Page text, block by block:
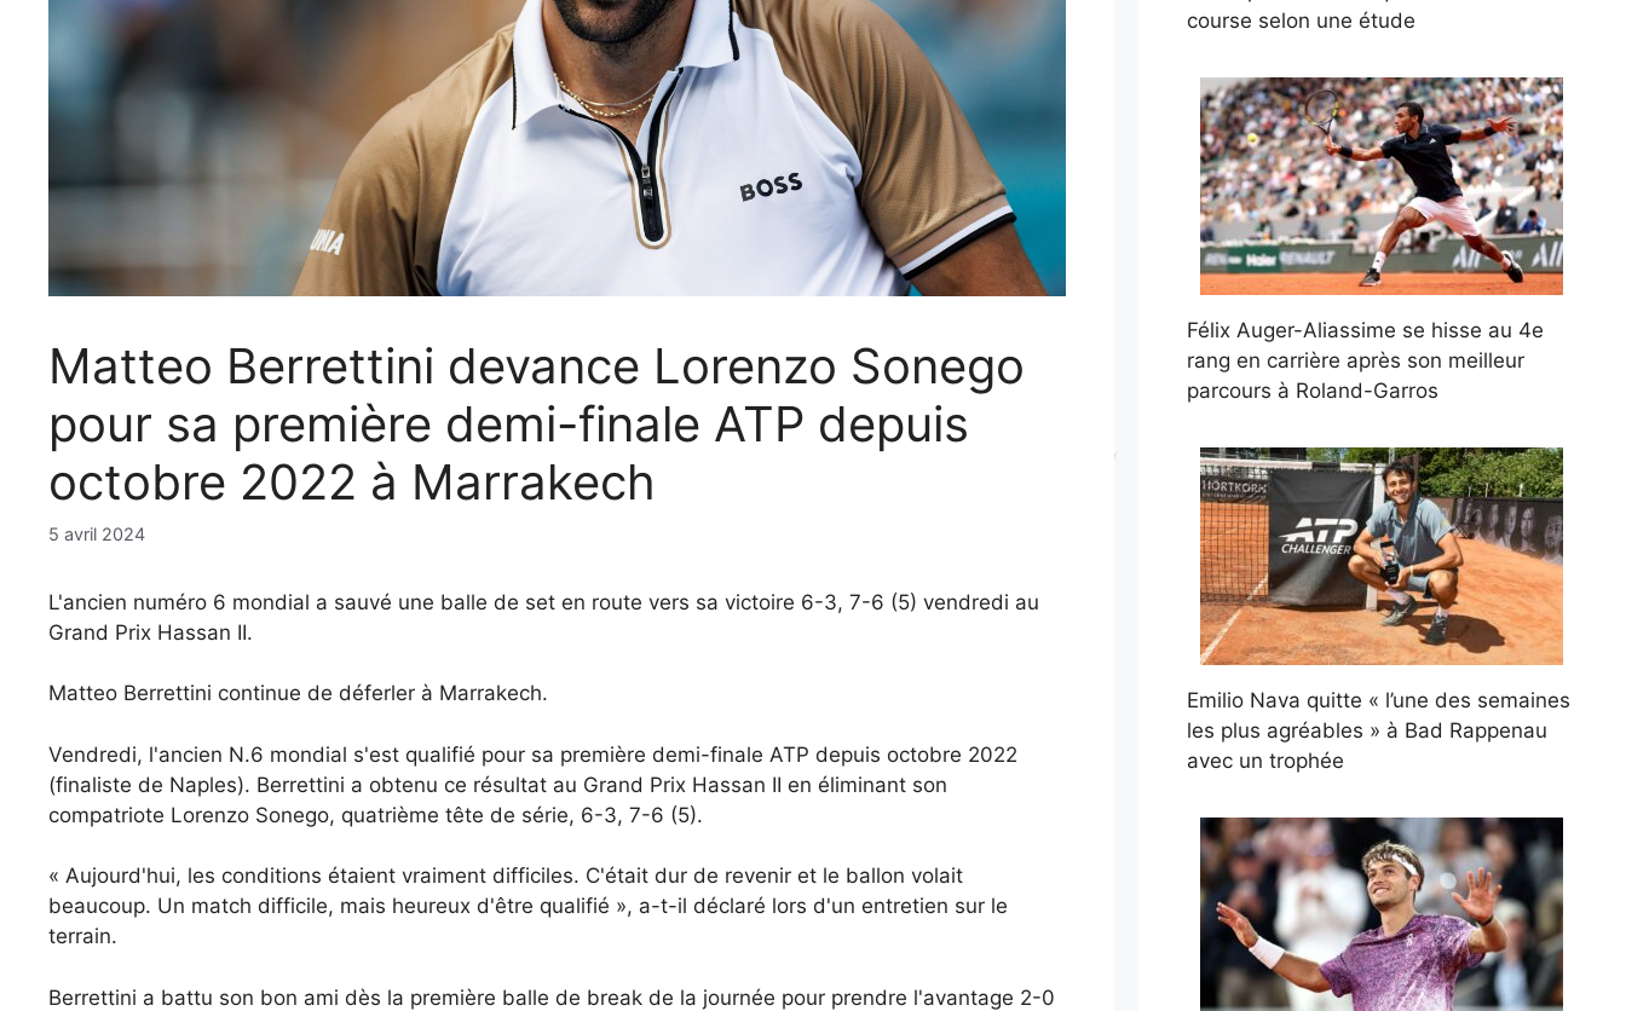
Matteo Berrettini devance Lorenzo Sonego
pour sa première demi-finale ATP depuis
octobre 2022 à Marrakech
5 avril 2024
L'ancien numéro 6 mondial a sauvé une balle de set en route vers sa victoire 6-3, 7-6 (5) vendredi au
Grand Prix Hassan II.
Matteo Berrettini continue de déferler à Marrakech.
Vendredi, l'ancien N.6 mondial s'est qualifié pour sa première demi-finale ATP depuis octobre 2022
(finaliste de Naples). Berrettini a obtenu ce résultat au Grand Prix Hassan II en éliminant son
compatriote Lorenzo Sonego, quatrième tête de série, 6-3, 7-6 (5).
« Aujourd'hui, les conditions étaient vraiment difficiles. C'était dur de revenir et le ballon volait
beaucoup. Un match difficile, mais heureux d'être qualifié », a-t-il déclaré lors d'un entretien sur le
terrain.
Berrettini a battu son bon ami dès la première balle de break de la journée pour prendre l'avantage 2-0
course selon une étude
Félix Auger-Aliassime se hisse au 4e
rang en carrière après son meilleur
parcours à Roland-Garros
Emilio Nava quitte « l’une des semaines
les plus agréables » à Bad Rappenau
avec un trophée